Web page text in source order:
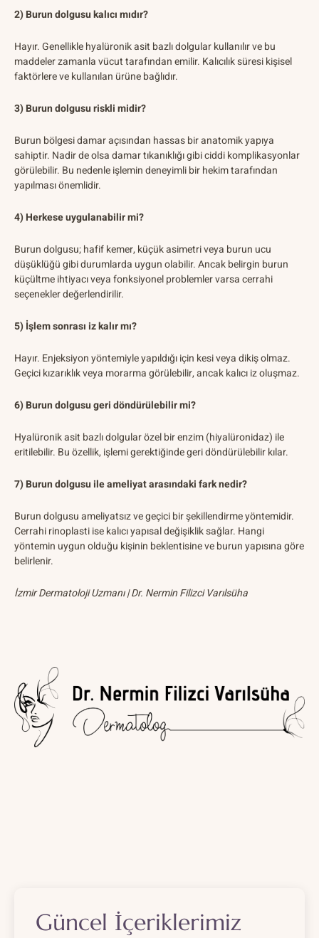
2) Burun dolgusu kalıcı mıdır?
Hayır. Genellikle hyalüronik asit bazlı dolgular kullanılır ve bu
maddeler zamanla vücut tarafından emilir. Kalıcılık süresi kişisel
faktörlere ve kullanılan ürüne bağlıdır.
3) Burun dolgusu riskli midir?
Burun bölgesi damar açısından hassas bir anatomik yapıya
sahiptir. Nadir de olsa damar tıkanıklığı gibi ciddi komplikasyonlar
görülebilir. Bu nedenle işlemin deneyimli bir hekim tarafından
yapılması önemlidir.
4) Herkese uygulanabilir mi?
Burun dolgusu; hafif kemer, küçük asimetri veya burun ucu
düşüklüğü gibi durumlarda uygun olabilir. Ancak belirgin burun
küçültme ihtiyacı veya fonksiyonel problemler varsa cerrahi
seçenekler değerlendirilir.
5) İşlem sonrası iz kalır mı?
Hayır. Enjeksiyon yöntemiyle yapıldığı için kesi veya dikiş olmaz.
Geçici kızarıklık veya morarma görülebilir, ancak kalıcı iz oluşmaz.
6) Burun dolgusu geri döndürülebilir mi?
Hyalüronik asit bazlı dolgular özel bir enzim (hiyalüronidaz) ile
eritilebilir. Bu özellik, işlemi gerektiğinde geri döndürülebilir kılar.
7) Burun dolgusu ile ameliyat arasındaki fark nedir?
Burun dolgusu ameliyatsız ve geçici bir şekillendirme yöntemidir.
Cerrahi rinoplasti ise kalıcı yapısal değişiklik sağlar. Hangi
yöntemin uygun olduğu kişinin beklentisine ve burun yapısına göre
belirlenir.
İzmir Dermatoloji Uzmanı | Dr. Nermin Filizci Varılsüha
Güncel İçeriklerimiz